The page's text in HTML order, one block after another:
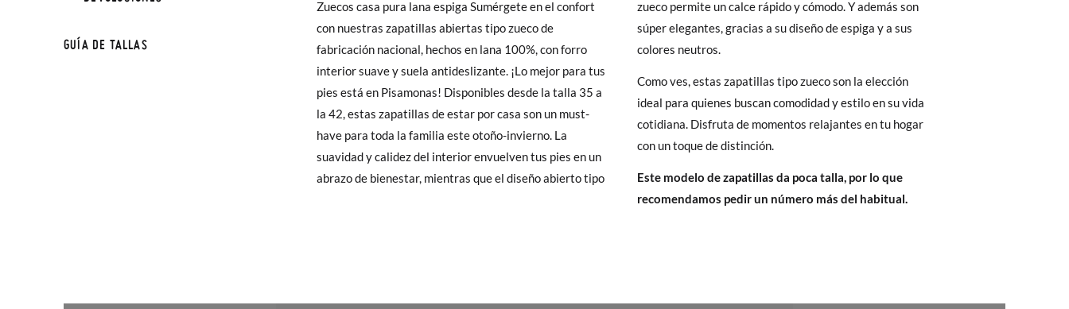
Zuecos casa pura lana espiga Sumérgete en el confort
con nuestras zapatillas abiertas tipo zueco de
fabricación nacional, hechos en lana 100%, con forro
interior suave y suela antideslizante. ¡Lo mejor para tus
pies está en Pisamonas! Disponibles desde la talla 35 a
la 42, estas zapatillas de estar por casa son un must-
have para toda la familia este otoño-invierno. La
suavidad y calidez del interior envuelven tus pies en un
abrazo de bienestar, mientras que el diseño abierto tipo
zueco permite un calce rápido y cómodo. Y además son
súper elegantes, gracias a su diseño de espiga y a sus
colores neutros.
Como ves, estas zapatillas tipo zueco son la elección
ideal para quienes buscan comodidad y estilo en su vida
cotidiana. Disfruta de momentos relajantes en tu hogar
con un toque de distinción.
Este modelo de zapatillas da poca talla, por lo que
recomendamos pedir un número más del habitual.
Además del envío estándar gratuito (2-3 días laborables), en caso de que prefieras acelerar el envío, puedes por muy
poco más (3,95€) elegir Envío Urgente en Península.
En Baleares el tiempo de envío es de 3-4 días laborables.
Sólo en Pisamonas envíos y cambios gratis, sin importe mínimo, sin preguntas. El precio final será el de los zapatos que
elijas, y si cuando te lleguen no te valen, sólo tienes que entrar en la sección
Cambios & Devoluciones
para enviarnos la petición de cambio. Nuestro equipo Atención al Cliente se encargará de todo: te mandaremos otra
talla y te recogeremos la primera, sin gastos, en unos pocos días!
En caso de que no quieras Cambio sino Devolución, también serán gratuitas, ¡no tienes que preocuparte por nada!
GUÍA DE TALLAS
TALLA 35 36 37 39 40 41 42
CM 22,8 23,4 24,1